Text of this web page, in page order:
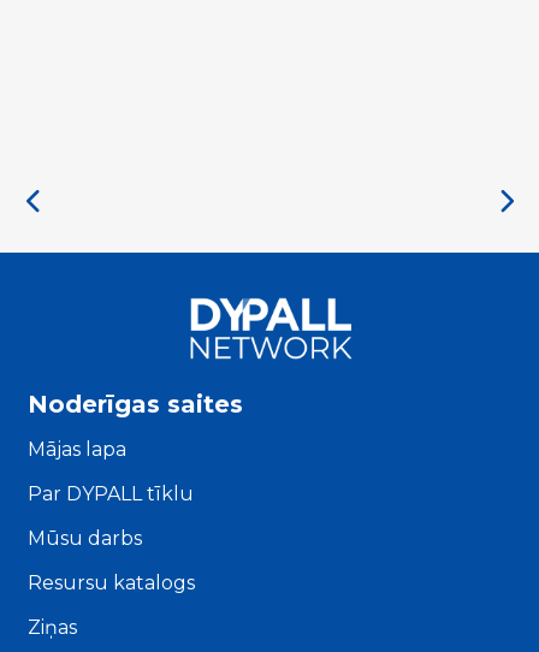
Noderīgas saites
Mājas lapa
Par DYPALL tīklu
Mūsu darbs
Resursu katalogs
Ziņas